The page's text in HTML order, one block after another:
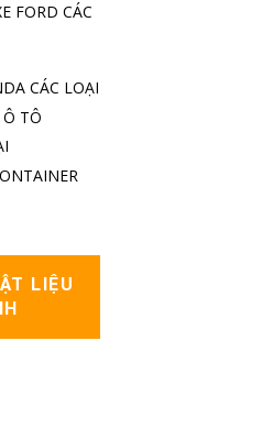
FORD CÁC
CÁC LOẠI
Ô TÔ
LIỆU